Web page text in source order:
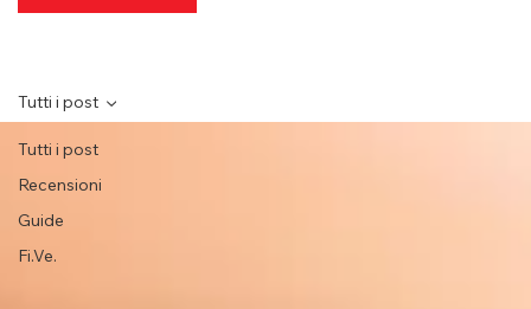
Tutti i post
Recensioni
Guide
Fi.Ve.
Tutti i post